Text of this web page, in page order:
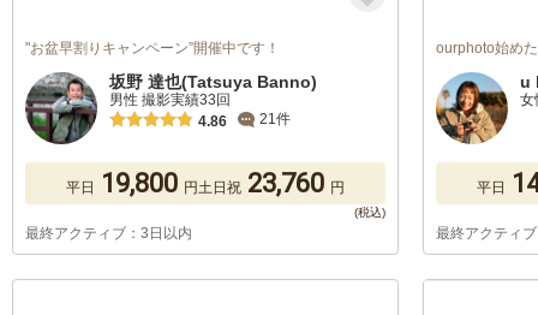
"お盆早割りキャンペーン”開催中です！
坂野 達也(Tatsuya Banno)
男性 撮影実績33回
4.86
21件
平日 19,800 円土日祝 23,760 円
最終アクティブ：3日以内
ourphoto始め
u
女
平日
最終アクティ